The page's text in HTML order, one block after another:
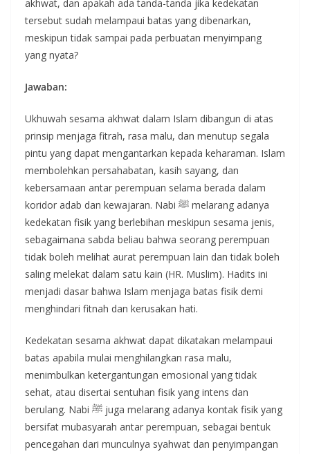
akhwat, dan apakah ada tanda-tanda jika kedekatan
tersebut sudah melampaui batas yang dibenarkan,
meskipun tidak sampai pada perbuatan menyimpang
yang nyata?
Jawaban:
Ukhuwah sesama akhwat dalam Islam dibangun di atas
prinsip menjaga fitrah, rasa malu, dan menutup segala
pintu yang dapat mengantarkan kepada keharaman. Islam
membolehkan persahabatan, kasih sayang, dan
kebersamaan antar perempuan selama berada dalam
koridor adab dan kewajaran. Nabi ﷺ melarang adanya
kedekatan fisik yang berlebihan meskipun sesama jenis,
sebagaimana sabda beliau bahwa seorang perempuan
tidak boleh melihat aurat perempuan lain dan tidak boleh
saling melekat dalam satu kain (HR. Muslim). Hadits ini
menjadi dasar bahwa Islam menjaga batas fisik demi
menghindari fitnah dan kerusakan hati.
Kedekatan sesama akhwat dapat dikatakan melampaui
batas apabila mulai menghilangkan rasa malu,
menimbulkan ketergantungan emosional yang tidak
sehat, atau disertai sentuhan fisik yang intens dan
berulang. Nabi ﷺ juga melarang adanya kontak fisik yang
bersifat mubasyarah antar perempuan, sebagai bentuk
pencegahan dari munculnya syahwat dan penyimpangan